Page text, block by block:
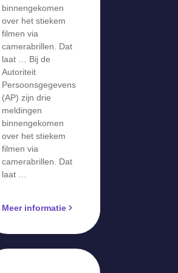
camerabril
binnengekomen
over het stiekem
filmen via
camerabrillen. Dat
laat … Bij de
Autoriteit
Persoonsgegevens
(AP) zijn drie
meldingen
binnengekomen
over het stiekem
filmen via
camerabrillen. Dat
laat …
Meer informatie